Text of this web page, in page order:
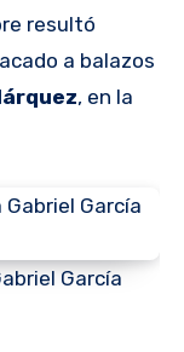
resultó
a balazos
, en la
García